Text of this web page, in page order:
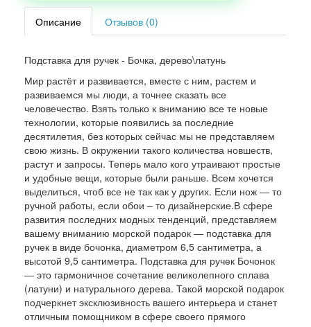
Описание Отзывов (0)
Подставка для ручек - Бочка, дерево\латунь
Мир растёт и развивается, вместе с ним, растем и
развиваемся мы люди, а точнее сказать все
человечество. Взять только к вниманию все те новые
технологии, которые появились за последние
десятилетия, без которых сейчас мы не представляем
свою жизнь. В окружении такого количества новшеств,
растут и запросы. Теперь мало кого утраивают простые
и удобные вещи, которые были раньше. Всем хочется
выделиться, чтоб все не так как у других. Если нож ― то
ручной работы, если обои – то дизайнерские.В сфере
развития последних модных тенденций, представляем
вашему вниманию морской подарок ― подставка для
ручек в виде бочонка, диаметром 6,5 сантиметра, а
высотой 9,5 сантиметра. Подставка для ручек Бочонок
― это гармоничное сочетание великолепного сплава
(латуни) и натурального дерева. Такой морской подарок
подчеркнет эксклюзивность вашего интерьера и станет
отличным помощником в сфере своего прямого